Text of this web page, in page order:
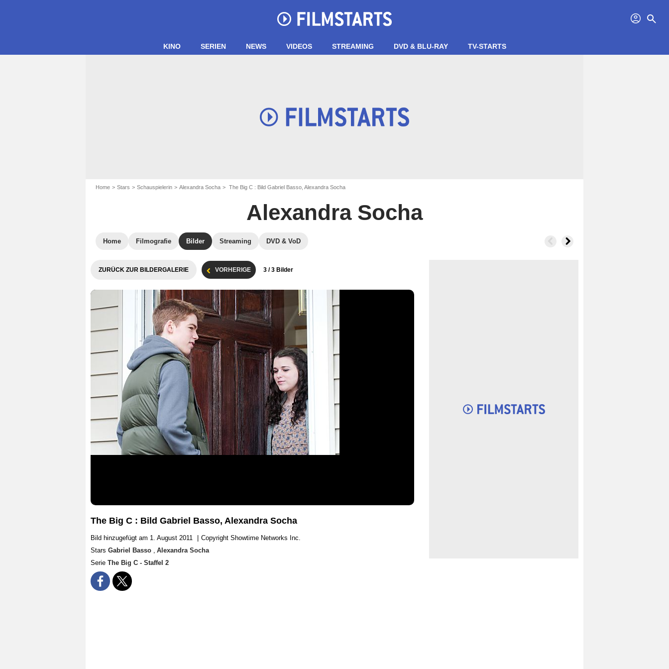
profil search
KINO SERIEN NEWS VIDEOS STREAMING DVD & BLU-RAY TV-STARTS
Home Stars Schauspielerin Alexandra Socha The Big C : Bild Gabriel Basso, Alexandra Socha
Alexandra Socha
Home Filmografie Bilder Streaming DVD & VoD
ZURÜCK ZUR BILDERGALERIE VORHERIGE 3 / 3 Bilder
The Big C : Bild Gabriel Basso, Alexandra Socha
Bild hinzugefügt am 1. August 2011
Copyright Showtime Networks Inc.
Stars Gabriel Basso , Alexandra Socha
Serie The Big C - Staffel 2